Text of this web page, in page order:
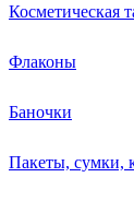
Косметическая
Флаконы
Баночки
Пакеты, сумки,